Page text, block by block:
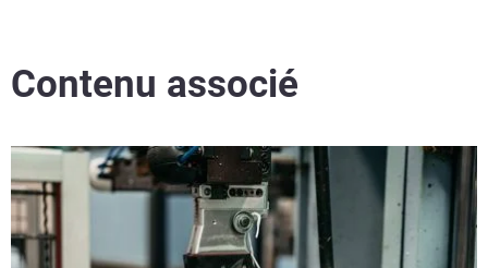
Contenu associé